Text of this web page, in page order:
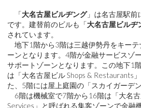
「大名古屋ビルヂング」は名古屋駅前
です。建替前のビルも「大名古屋ビルヂ
されています。
地下1階から3階は三越伊勢丹をキーテ
ーンとなります。4階が金融サービスゾ
サポートゾーンとなります。この地下1
は「大名古屋ビル Shops & Restaurants
た、5階には屋上庭園の「スカイガーデ
6階は機械室で7階から16階は「大名
Services」と呼ばれる集客ゾーンで金融